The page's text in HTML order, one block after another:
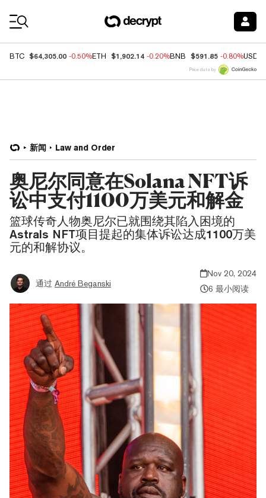
BTC $64,305.00 -0.50%ETH $1,902.14 -0.20%BNB $591.85 -0.80%USDC
Price data by
新闻 Law and Order
奥尼尔同意在Solana NFT诉
讼中支付1100万美元和解金
篮球传奇人物奥尼尔已就围绕其陷入困境的
Astrals NFT项目提起的集体诉讼达成1100万美
元的和解协议。
通过 André Beganski
Nov 20, 2024
6 最小阅读